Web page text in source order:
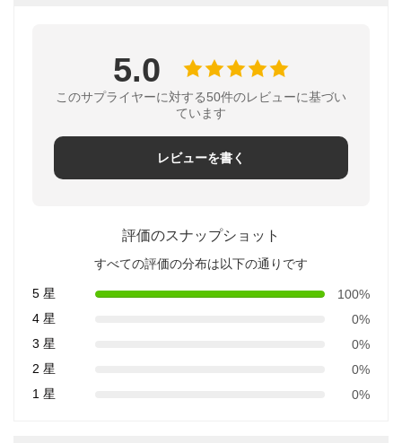
5.0
このサプライヤーに対する50件のレビューに基づい
ています
レビューを書く
評価のスナップショット
すべての評価の分布は以下の通りです
5 星
100%
4 星
0%
3 星
0%
2 星
0%
1 星
0%